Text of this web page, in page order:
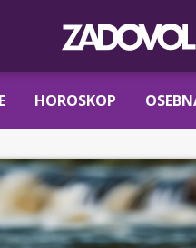
HOROSKOP